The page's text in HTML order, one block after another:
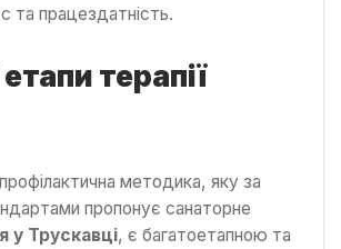
та працездатність.
терапії
методика, яку за
пропонує санаторне
у Трускавці, є багатоетапною та